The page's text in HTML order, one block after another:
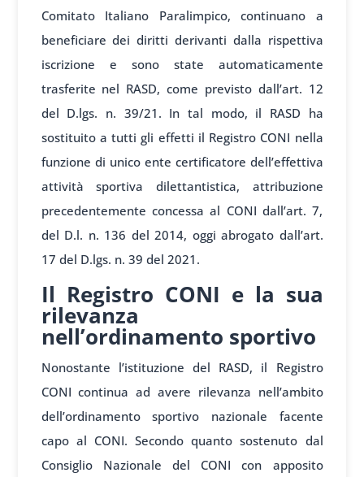
Comitato Italiano Paralimpico, continuano a
beneficiare dei diritti derivanti dalla rispettiva
iscrizione e sono state automaticamente
trasferite nel RASD, come previsto dall’art. 12
del D.lgs. n. 39/21. In tal modo, il RASD ha
sostituito a tutti gli effetti il Registro CONI nella
funzione di unico ente certificatore dell’effettiva
attività sportiva dilettantistica, attribuzione
precedentemente concessa al CONI dall’art. 7,
del D.l. n. 136 del 2014, oggi abrogato dall’art.
17 del D.lgs. n. 39 del 2021.
Il Registro CONI e la sua
rilevanza
nell’ordinamento sportivo
Nonostante l’istituzione del RASD, il Registro
CONI continua ad avere rilevanza nell’ambito
dell’ordinamento sportivo nazionale facente
capo al CONI. Secondo quanto sostenuto dal
Consiglio Nazionale del CONI con apposito